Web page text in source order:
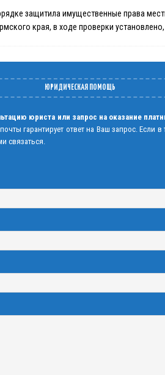
защитила имущественные права
края, в ходе проверки установлено,
ЮРИДИЧЕСКАЯ ПОМОЩЬ
юриста или запрос на оказание
гарантирует ответ на Ваш запрос. Если
связаться.